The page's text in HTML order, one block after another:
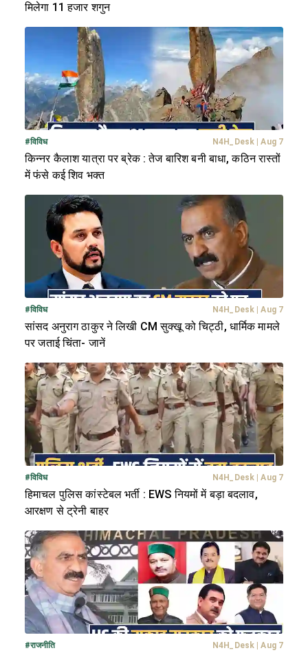
मिलेगा 11 हजार शगुन
#विविध N4H_Desk Aug 7
किन्नर कैलाश यात्रा पर ब्रेक : तेज बारिश बनी बाधा, कठिन रास्तों
में फंसे कई शिव भक्त
#विविध N4H_Desk Aug 7
सांसद अनुराग ठाकुर ने लिखी CM सुक्खू को चिट्ठी, धार्मिक मामले
पर जताई चिंता- जानें
#विविध N4H_Desk Aug 7
हिमाचल पुलिस कांस्टेबल भर्ती : EWS नियमों में बड़ा बदलाव,
आरक्षण से ट्रेनी बाहर
#राजनीति N4H_Desk Aug 7